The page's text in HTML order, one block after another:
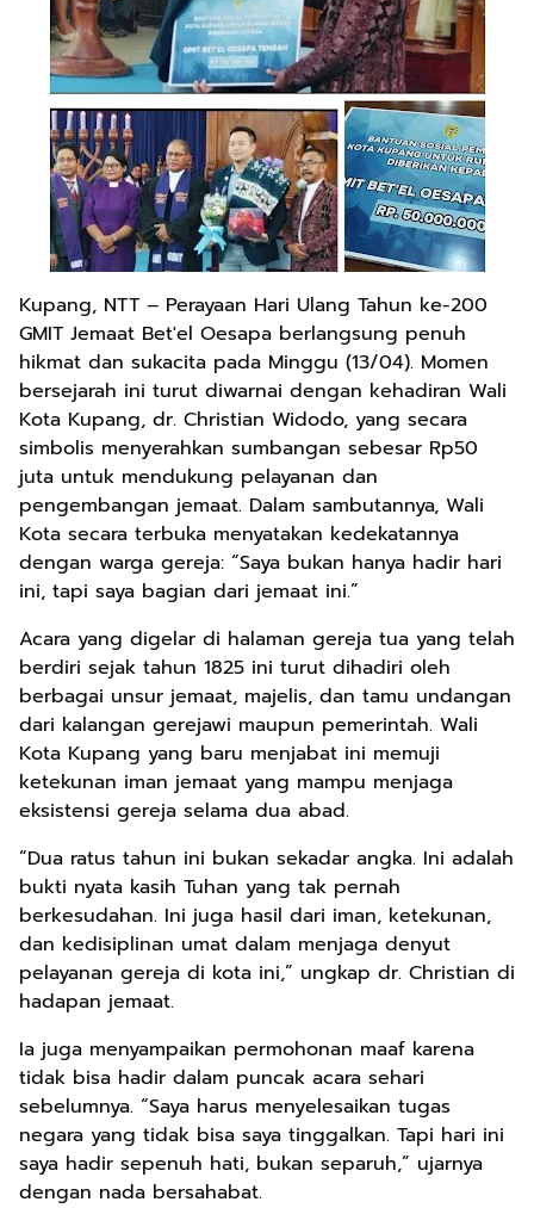
Kupang, NTT – Perayaan Hari Ulang Tahun ke-200
GMIT Jemaat Bet'el Oesapa berlangsung penuh
hikmat dan sukacita pada Minggu (13/04). Momen
bersejarah ini turut diwarnai dengan kehadiran Wali
Kota Kupang, dr. Christian Widodo, yang secara
simbolis menyerahkan sumbangan sebesar Rp50
juta untuk mendukung pelayanan dan
pengembangan jemaat. Dalam sambutannya, Wali
Kota secara terbuka menyatakan kedekatannya
dengan warga gereja: “Saya bukan hanya hadir hari
ini, tapi saya bagian dari jemaat ini.”
Acara yang digelar di halaman gereja tua yang telah
berdiri sejak tahun 1825 ini turut dihadiri oleh
berbagai unsur jemaat, majelis, dan tamu undangan
dari kalangan gerejawi maupun pemerintah. Wali
Kota Kupang yang baru menjabat ini memuji
ketekunan iman jemaat yang mampu menjaga
eksistensi gereja selama dua abad.
“Dua ratus tahun ini bukan sekadar angka. Ini adalah
bukti nyata kasih Tuhan yang tak pernah
berkesudahan. Ini juga hasil dari iman, ketekunan,
dan kedisiplinan umat dalam menjaga denyut
pelayanan gereja di kota ini,” ungkap dr. Christian di
hadapan jemaat.
Ia juga menyampaikan permohonan maaf karena
tidak bisa hadir dalam puncak acara sehari
sebelumnya. “Saya harus menyelesaikan tugas
negara yang tidak bisa saya tinggalkan. Tapi hari ini
saya hadir sepenuh hati, bukan separuh,” ujarnya
dengan nada bersahabat.